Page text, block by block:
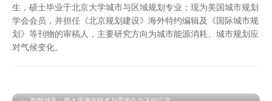
生，硕士毕业于北京大学城市与区域规划专业；现为美国城市规划
学会会员，并担任《北京规划建设》海外特约编辑及《国际城市规
划》等刊物的审稿人，主要研究方向为城市能源消耗、城市规划应
对气候变化。